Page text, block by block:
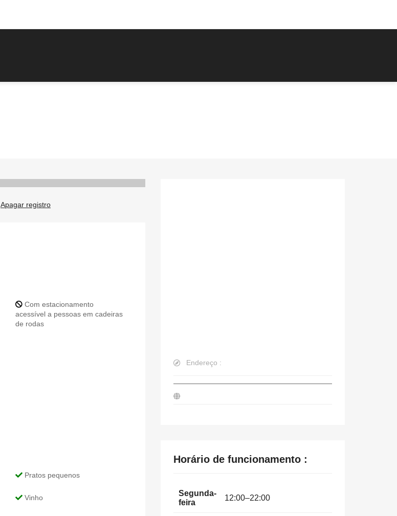
Apagar registro
Com estacionamento
acessível a pessoas em cadeiras
de rodas
Pratos pequenos
Vinho
Endereço :
Horário de funcionamento :
Segunda-
feira
12:00–22:00